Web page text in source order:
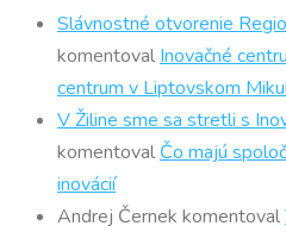
Slávnostné otvorenie
komentoval Inovačné
centrum v Liptovskom
V Žiline sme sa stretli s
komentoval Čo majú
inovácií
Andrej Černek komentoval